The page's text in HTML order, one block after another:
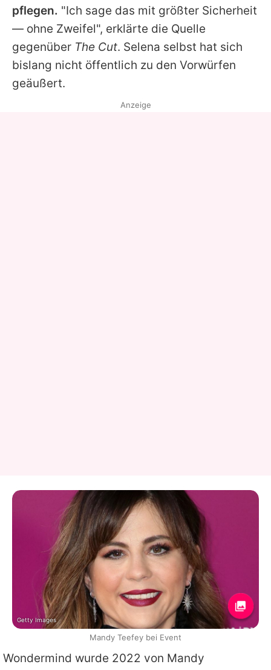
pflegen. "Ich sage das mit größter Sicherheit
— ohne Zweifel", erklärte die Quelle
gegenüber The Cut. Selena selbst hat sich
bislang nicht öffentlich zu den Vorwürfen
geäußert.
Wondermind wurde 2022 von Mandy
Anzeige
Getty Images
Mandy Teefey bei Event